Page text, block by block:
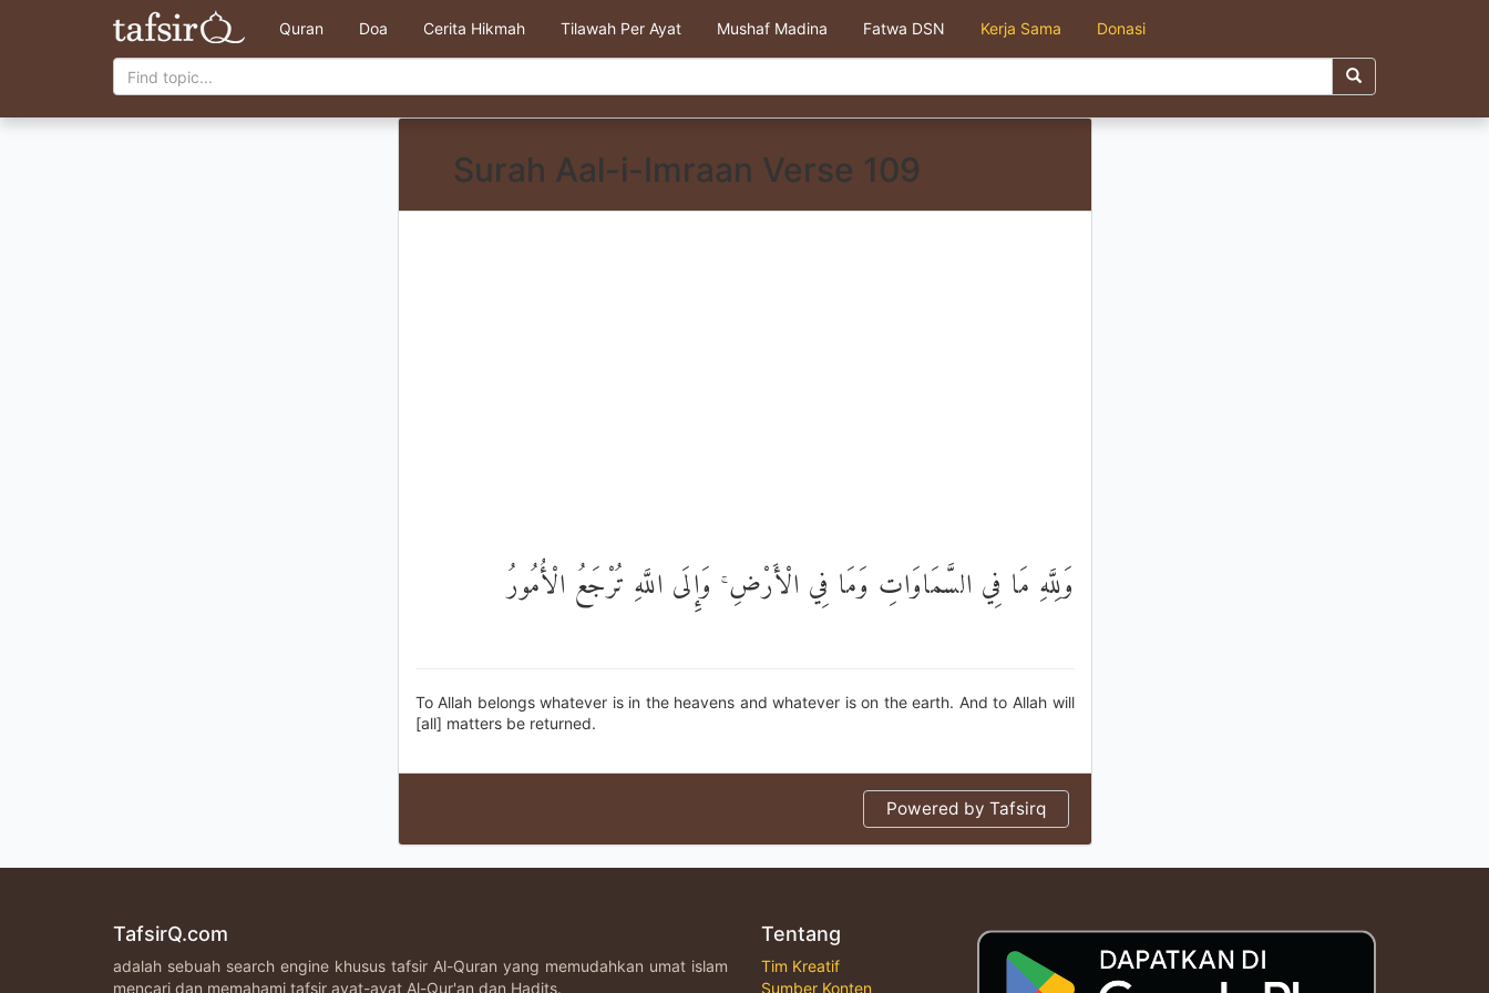
Quran Doa Cerita Hikmah Tilawah Per Ayat Mushaf Madina Fatwa DSN Kerja Sama Donasi
Surah Aal-i-Imraan Verse 109
وَلِلَّهِ مَا فِي السَّمَاوَاتِ وَمَا فِي الْأَرْضِ ۚ وَإِلَى اللَّهِ تُرْجَعُ الْأُمُورُ
To Allah belongs whatever is in the heavens and whatever is on the earth. And to Allah will
[all] matters be returned.
Powered by Tafsirq
TafsirQ.com
adalah sebuah search engine khusus tafsir Al-Quran yang memudahkan umat islam
mencari dan memahami tafsir ayat-ayat Al-Qur'an dan Hadits.
Tentang
Tim Kreatif
Sumber Konten